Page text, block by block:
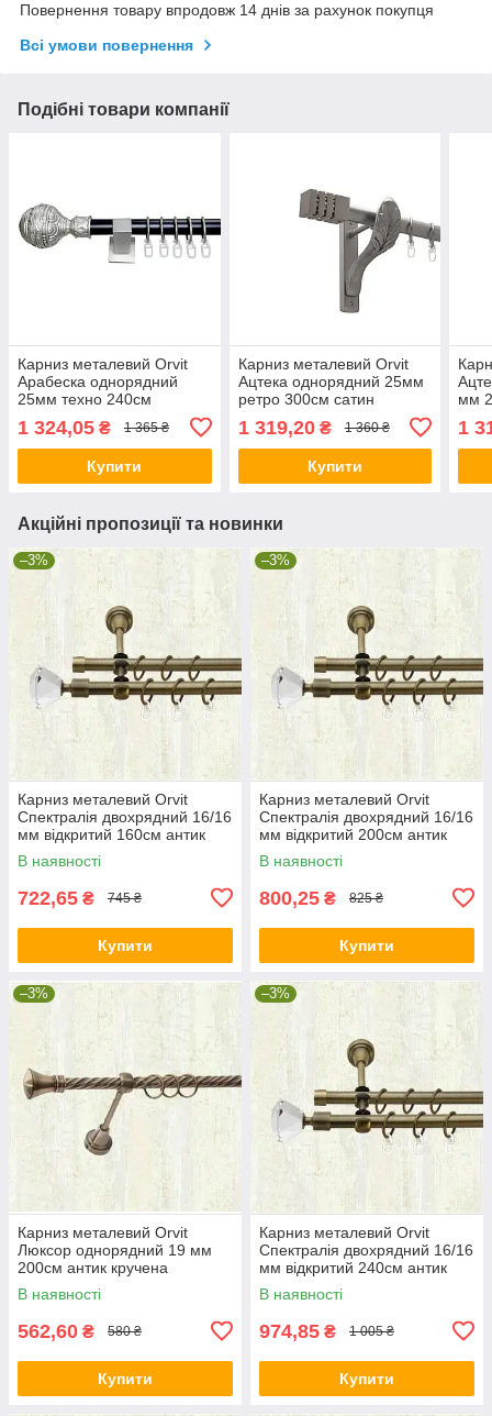
Повернення товару впродовж 14 днів за рахунок покупця
Всі умови повернення
Подібні товари компанії
Карниз металевий Orvit
Арабеска однорядний
25мм техно 240см
1 324,05 ₴ 1 365 ₴
Купити
Карниз металевий Orvit
Ацтека однорядний 25мм
ретро 300см сатин
1 319,20₴ 1 360 ₴
Купити
мм
1
Акційні пропозиції та новинки
–3%
Карниз металевий Orvit
Спектралія двохрядний 16/16
мм відкритий 160см антик
В наявності
722,65 ₴ 745 ₴
Купити
–3%
Карниз металевий Orvit
Спектралія двохрядний 16/16
мм відкритий 200см антик
В наявності
800,25 ₴ 825 ₴
Купити
–3%
Карниз металевий Orvit
Люксор однорядний 19 мм
200см антик кручена
В наявності
562,60 ₴ 580 ₴
Купити
–3%
Карниз металевий Orvit
Спектралія двохрядний 16/16
мм відкритий 240см антик
В наявності
974,85 ₴ 1 005 ₴
Купити